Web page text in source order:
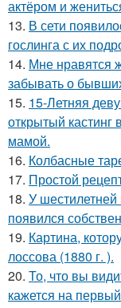
актёром и
13. В сети
гослинга с их
14. Мне нравятся
забывать о
15. 15-Летняя
открытый кастинг
мамой.
16. Колбасные
17. Простой
18. У
появился
19. Картина,
лоссова (1880 г. ).
20. То, что вы
кажется на